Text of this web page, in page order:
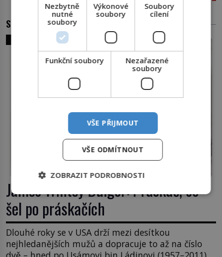
SOUVISEJÍCÍ ČLÁNKY
SVĚT ZLOČINU
James Whitey Bulger: Práskač, co
šel po práskačích
Dlouhé roky se v USA drží mezi desítkou
nejhledanějších mužů a dopracuje to až na číslo
Nezbytně
nutné
soubory
Výkonové
soubory
Soubory
cílení
Funkční soubory
Nezařazené
soubory
VŠE PŘIJMOUT
VŠE ODMÍTNOUT
ZOBRAZIT PODROBNOSTI